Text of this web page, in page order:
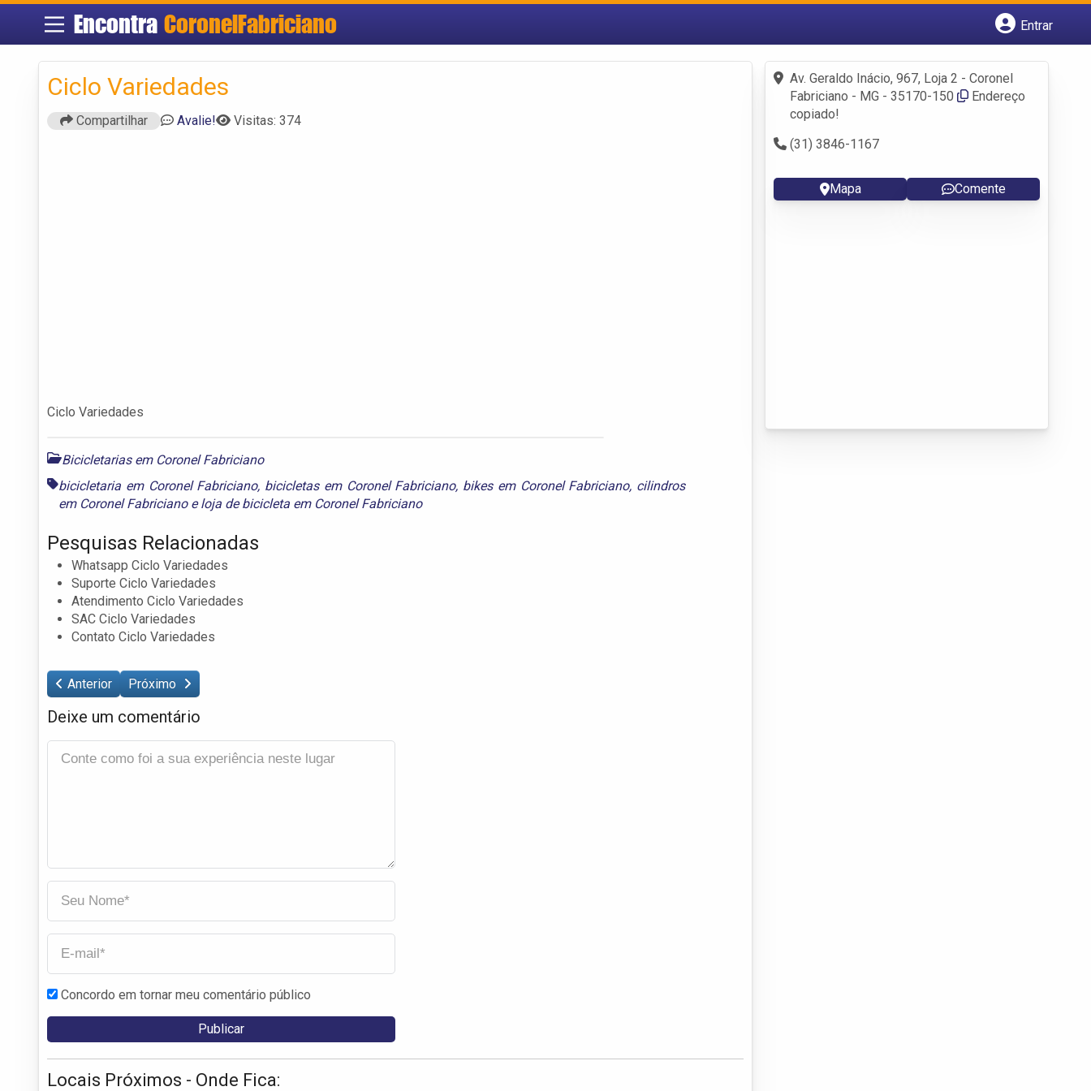
Encontra CoronelFabriciano
Entrar
Fazer login
Criar conta
Ciclo Variedades
Compartilhar Avalie! Visitas: 374
Ciclo Variedades
Bicicletarias em Coronel Fabriciano
bicicletaria em Coronel Fabriciano, bicicletas em Coronel Fabriciano, bikes em Coronel Fabriciano, cilindros
em Coronel Fabricianoeloja de bicicleta em Coronel Fabriciano
Pesquisas Relacionadas
Whatsapp Ciclo Variedades
Suporte Ciclo Variedades
Atendimento Ciclo Variedades
SAC Ciclo Variedades
Contato Ciclo Variedades
Anterior Próximo
Deixe um comentário
Concordo em tornar meu comentário público
Locais Próximos - Onde Fica:
Av. Geraldo Inácio, 967, Loja 2 - Coronel
Fabriciano - MG - 35170-150
Endereço
copiado!
(31) 3846-1167
Mapa Comente